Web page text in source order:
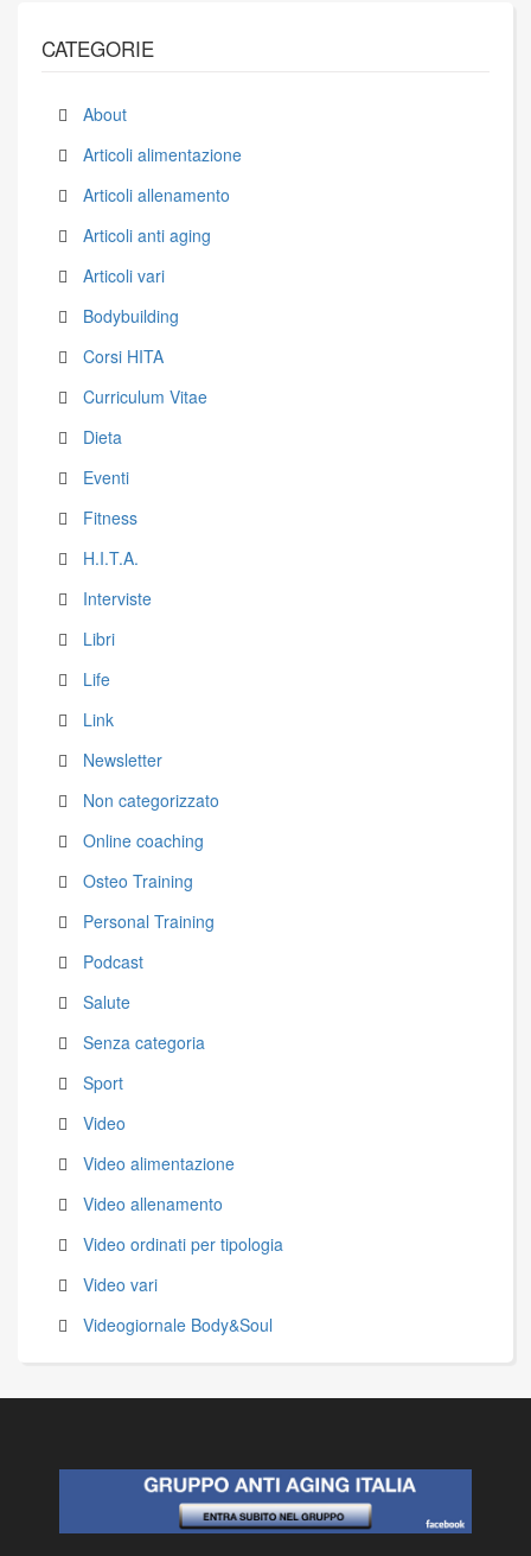
CATEGORIE
About
Articoli alimentazione
Articoli allenamento
Articoli anti aging
Articoli vari
Bodybuilding
Corsi HITA
Curriculum Vitae
Dieta
Eventi
Fitness
H.I.T.A.
Interviste
Libri
Life
Link
Newsletter
Non categorizzato
Online coaching
Osteo Training
Personal Training
Podcast
Salute
Senza categoria
Sport
Video
Video alimentazione
Video allenamento
Video ordinati per tipologia
Video vari
Videogiornale Body&Soul